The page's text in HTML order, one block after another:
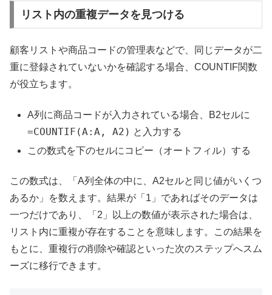
リスト内の重複データを見つける
顧客リストや商品コードの管理表などで、同じデータが二
重に登録されていないかを確認する場合、COUNTIF関数
が役立ちます。
A列に商品コードが入力されている場合、B2セルに
=COUNTIF(A:A, A2) と入力する
この数式を下のセルにコピー（オートフィル）する
この数式は、「A列全体の中に、A2セルと同じ値がいくつ
あるか」を数えます。結果が「1」であればそのデータは
一つだけであり、「2」以上の数値が表示された場合は、
リスト内に重複が存在することを意味します。この結果を
もとに、重複行の削除や確認といった次のステップへスム
ーズに移行できます。